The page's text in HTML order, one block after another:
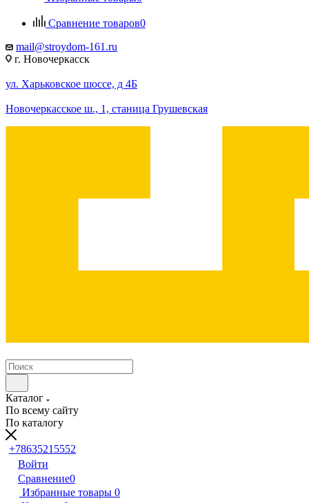
Сравнение товаров0
mail@stroydom-161.ru
г. Новочеркасск
ул. Харьковское шоссе, д 4Б
Новочеркасское ш., 1, станица Грушевская
Каталог
По всему сайту
По каталогу
+78635215552
Войти
Сравнение0
Избранные товары 0